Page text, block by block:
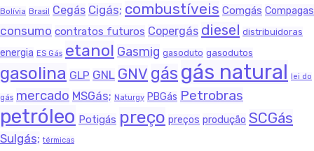
Bolívia Brasil Cegás Cigás; combustíveis Comgás Compagas
consumo contratos futuros Copergás diesel distribuidoras
energia ES Gás etanol Gasmig gasoduto gasodutos
gasolina GLP GNL GNV gás gás natural lei do
gás mercado MSGás; Naturgy PBGás Petrobras
petróleo Potigás preço preços produção SCGás
Sulgás; térmicas